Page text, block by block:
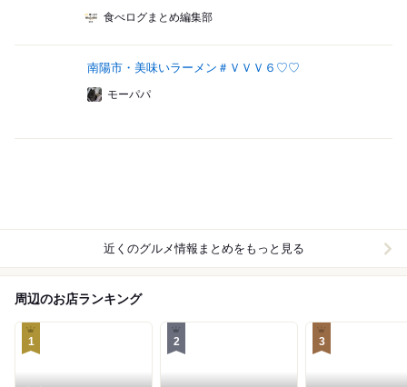
食べログまとめ編集部
南陽市・美味いラーメン＃ＶＶＶ６♡♡
モーパパ
近くのグルメ情報まとめをもっと見る
周辺のお店ランキング
1 2 3